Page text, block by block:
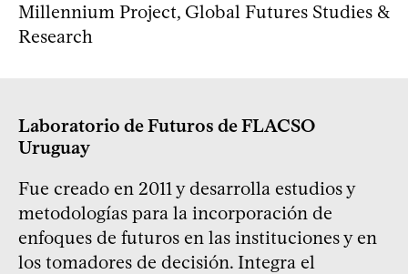
Millennium Project, Global Futures Studies &
Research
Laboratorio de Futuros de FLACSO
Uruguay
Fue creado en 2011 y desarrolla estudios y
metodologías para la incorporación de
enfoques de futuros en las instituciones y en
los tomadores de decisión. Integra el